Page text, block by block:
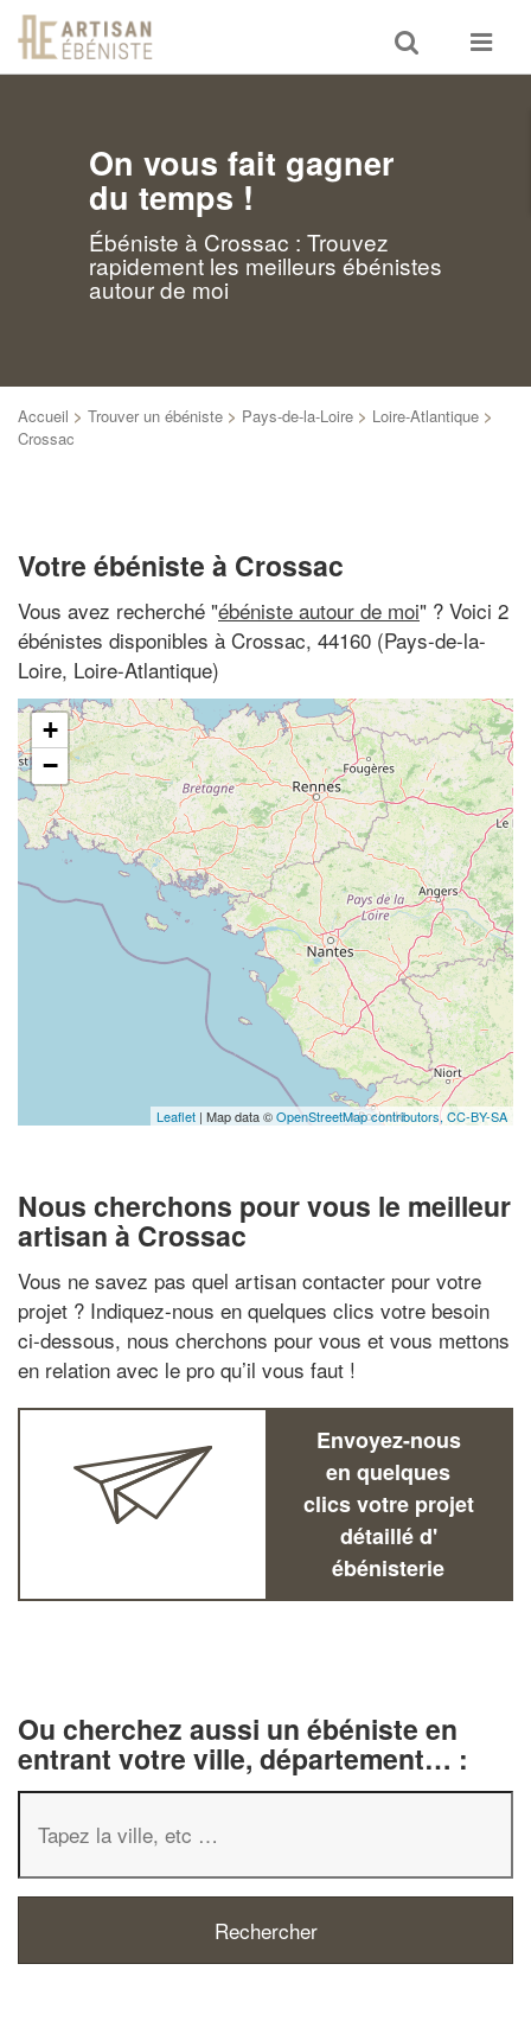
Toggle
search
Toggle
On vous fait gagner
du temps !
Ébéniste à Crossac : Trouvez
rapidement les meilleurs ébénistes
autour de moi
Accueil > Trouver un ébéniste > Pays-de-la-Loire > Loire-Atlantique >
Crossac
Votre ébéniste à Crossac
Vous avez recherché "ébéniste autour de moi" ? Voici 2
ébénistes disponibles à Crossac, 44160 (Pays-de-la-
Loire, Loire-Atlantique)
+
−
Leaflet | Map data ©OpenStreetMap contributors, CC-BY-SA
Nous cherchons pour vous le meilleur
artisan à Crossac
Vous ne savez pas quel artisan contacter pour votre
projet ? Indiquez-nous en quelques clics votre besoin
ci-dessous, nous cherchons pour vous et vous mettons
en relation avec le pro qu’il vous faut !
Envoyez-nous
en quelques
clics votre projet
détaillé d'
ébénisterie
Ou cherchez aussi un ébéniste en
entrant votre ville, département… :